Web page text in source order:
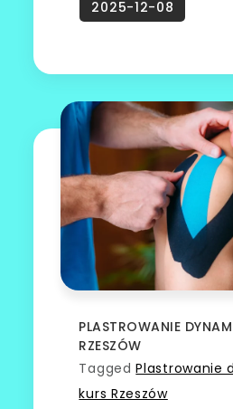
PLASTROWANIE
RZESZÓW
TaggedPlastrowanie
kurs Rzeszów